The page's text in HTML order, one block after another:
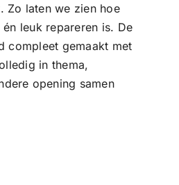
Zo laten we zien hoe
leuk repareren is. De
compleet gemaakt met
in thema,
opening samen